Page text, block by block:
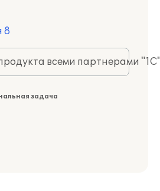
8
всеми партнерами
задача